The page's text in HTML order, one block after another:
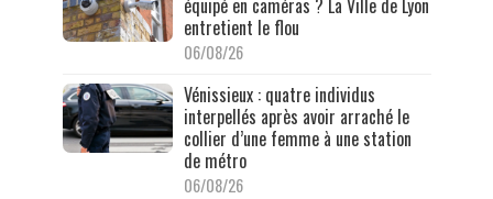
équipé en caméras ? La Ville de Lyon
entretient le flou
06/08/26
Vénissieux : quatre individus
interpellés après avoir arraché le
collier d’une femme à une station
de métro
06/08/26